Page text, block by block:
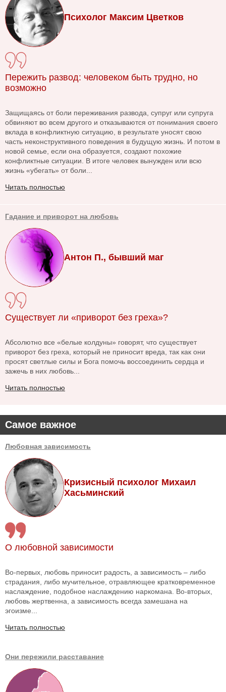
Самое важное
Любовная зависимость
Кризисный психолог Михаил
Хасьминский
О любовной зависимости
Во-первых, любовь приносит радость, а зависимость – либо
страдания, либо мучительное, отравляющее кратковременное
наслаждение, подобное наслаждению наркомана. Во-вторых,
любовь жертвенна, а зависимость всегда замешана на
эгоизме...
Читать полностью
Они пережили расставание
Психолог Максим Цветков
Пережить развод: человеком быть трудно, но
возможно
Защищаясь от боли переживания развода, супруг или супруга
обвиняют во всем другого и отказываются от понимания своего
вклада в конфликтную ситуацию, в результате уносят свою
часть неконструктивного поведения в будущую жизнь. И потом в
новой семье, если она образуется, создают похожие
конфликтные ситуации. В итоге человек вынужден или всю
жизнь «убегать» от боли...
Читать полностью
Гадание и приворот на любовь
Антон П., бывший маг
Существует ли «приворот без греха»?
Абсолютно все «белые колдуны» говорят, что существует
приворот без греха, который не приносит вреда, так как они
просят светлые силы и Бога помочь воссоединить сердца и
зажечь в них любовь...
Читать полностью